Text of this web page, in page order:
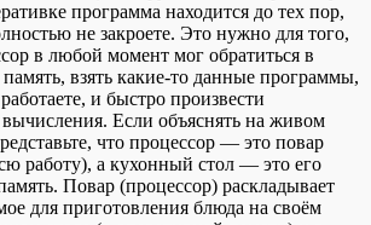
программа находится до тех пор,
не закроете. Это нужно для того,
в любой момент мог обратиться в
взять какие-то данные программы,
и быстро произвести
Если объяснять на живом
что процессор — это повар
работу), а кухонный стол — это его
Повар (процессор) раскладывает
для приготовления блюда на своём